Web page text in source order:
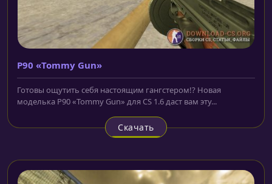
P90 «Tommy Gun»
Готовы ощутить себя настоящим гангстером!? Новая
моделька P90 «Tommy Gun» для CS 1.6 даст вам эту...
Скачать